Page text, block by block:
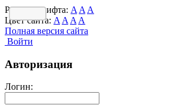
Размер шрифта: A A A
Цвет сайта: A A A A
Полная версия сайта
Войти
Авторизация
Логин: